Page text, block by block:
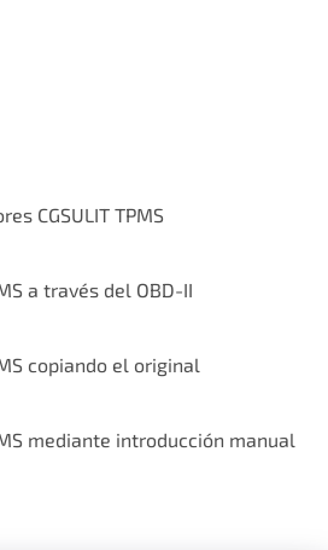
CGSULIT TPMS
a través del OBD-II
copiando el original
mediante introducción manual